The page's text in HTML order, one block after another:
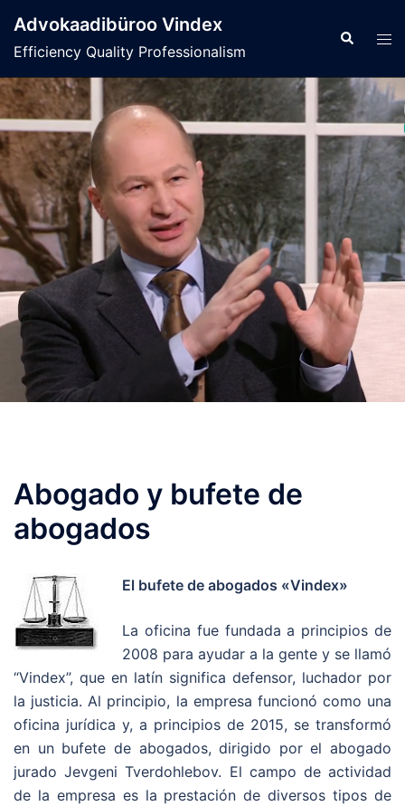
content
Advokaadibüroo Vindex
Efficiency Quality Professionalism
Search
Abogado y bufete de
abogados
El bufete de abogados «Vindex»
La oficina fue fundada a principios de
2008 para ayudar a la gente y se llamó
“Vindex”, que en latín significa defensor, luchador por
la justicia. Al principio, la empresa funcionó como una
oficina jurídica y, a principios de 2015, se transformó
en un bufete de abogados, dirigido por el abogado
jurado Jevgeni Tverdohlebov. El campo de actividad
de la empresa es la prestación de diversos tipos de